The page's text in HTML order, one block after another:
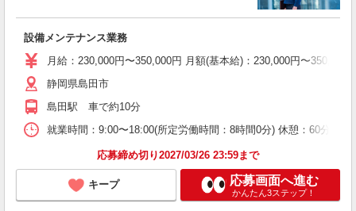
設備メンテナンス業務
月給：230,000円〜350,000円 月額(基本給)：230,000円〜
静岡県島田市
島田駅 車で約10分
就業時間：9:00〜18:00(所定労働時間：8時間0分) 休憩：60分 時
応募締め切り2027/03/26 23:59まで
キープ 応募画面へ進む
かんたん3ステップ！